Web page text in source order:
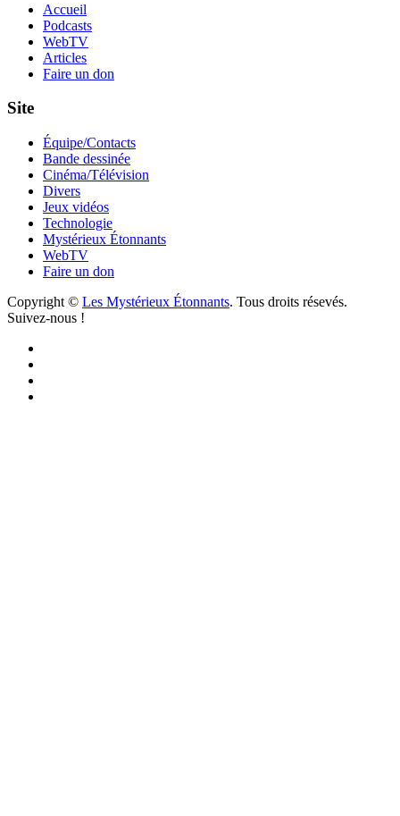
Accueil
Podcasts
WebTV
Articles
Faire un don
Site
Équipe/Contacts
Bande dessinée
Cinéma/Télévision
Divers
Jeux vidéos
Technologie
Mystérieux Étonnants
WebTV
Faire un don
Copyright © Les Mystérieux Étonnants. Tous droits résevés.
Suivez-nous !